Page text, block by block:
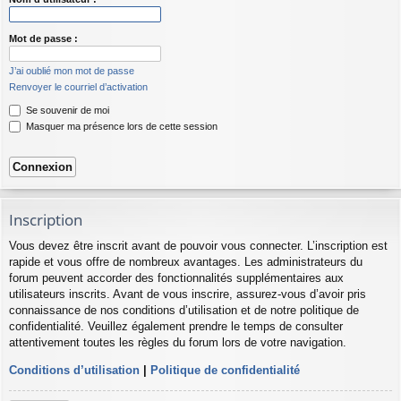
Mot de passe :
J’ai oublié mon mot de passe
Renvoyer le courriel d’activation
Se souvenir de moi
Masquer ma présence lors de cette session
Inscription
Vous devez être inscrit avant de pouvoir vous connecter. L’inscription est
rapide et vous offre de nombreux avantages. Les administrateurs du
forum peuvent accorder des fonctionnalités supplémentaires aux
utilisateurs inscrits. Avant de vous inscrire, assurez-vous d’avoir pris
connaissance de nos conditions d’utilisation et de notre politique de
confidentialité. Veuillez également prendre le temps de consulter
attentivement toutes les règles du forum lors de votre navigation.
Conditions d’utilisation | Politique de confidentialité